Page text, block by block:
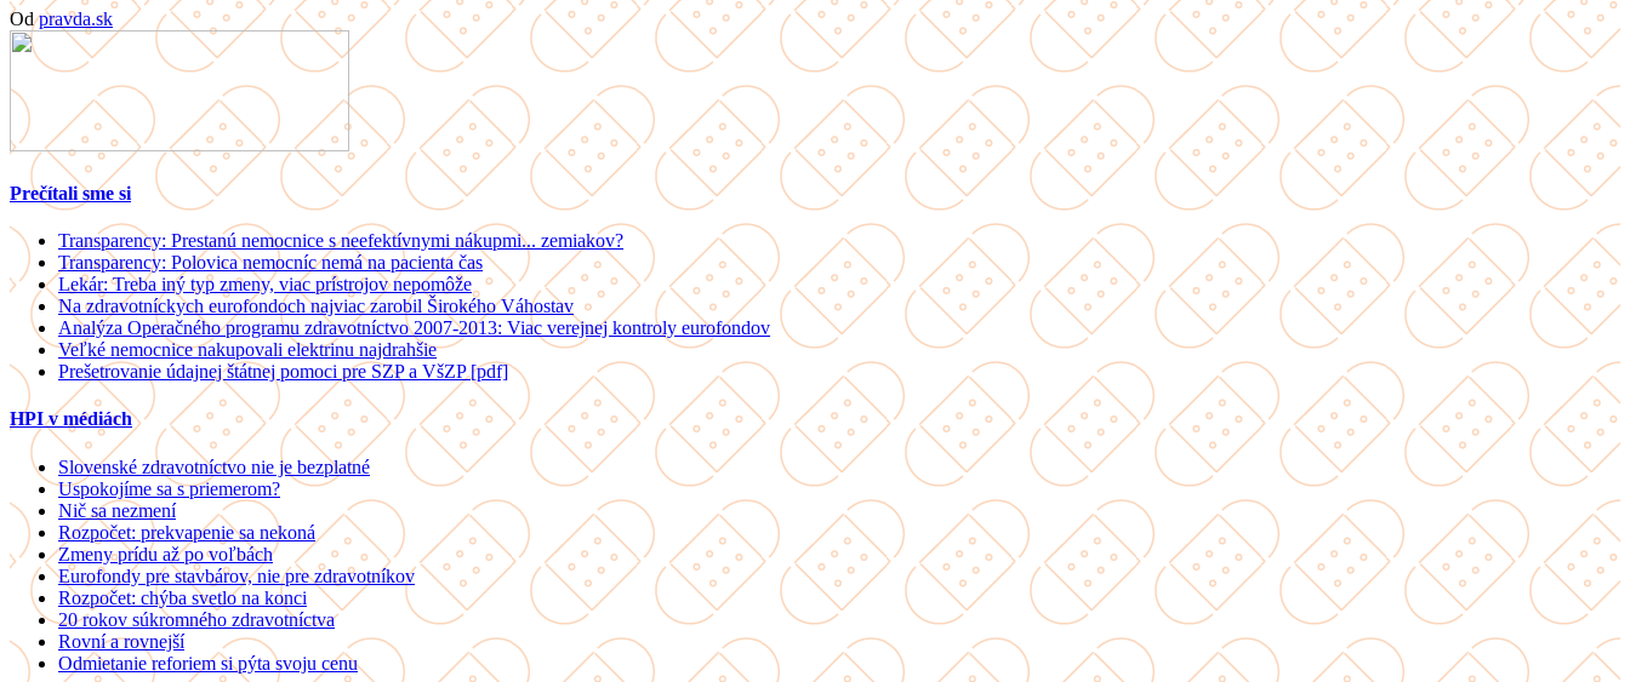
Odpravda.sk
Prečítali sme si
Transparency: Prestanú nemocnice s neefektívnymi nákupmi... zemiakov?
Transparency: Polovica nemocníc nemá na pacienta čas
Lekár: Treba iný typ zmeny, viac prístrojov nepomôže
Na zdravotníckych eurofondoch najviac zarobil Širokého Váhostav
Analýza Operačného programu zdravotníctvo 2007-2013: Viac verejnej kontroly eurofondov
Veľké nemocnice nakupovali elektrinu najdrahšie
Prešetrovanie údajnej štátnej pomoci pre SZP a VšZP [pdf]
HPI v médiách
Slovenské zdravotníctvo nie je bezplatné
Uspokojíme sa s priemerom?
Nič sa nezmení
Rozpočet: prekvapenie sa nekoná
Zmeny prídu až po voľbách
Eurofondy pre stavbárov, nie pre zdravotníkov
Rozpočet: chýba svetlo na konci
20 rokov súkromného zdravotníctva
Rovní a rovnejší
Odmietanie reforiem si pýta svoju cenu